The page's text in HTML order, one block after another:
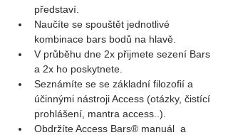
představí.
Naučíte se spouštět jednotlivé
kombinace bars bodů na hlavě.
V průběhu dne 2x přijmete sezení Bars
a 2x ho poskytnete.
Seznámíte se se základní filozofií a
účinnými nástroji Access (otázky, čistící
prohlášení, mantra access..).
Obdržíte Access Bars® manuál  a